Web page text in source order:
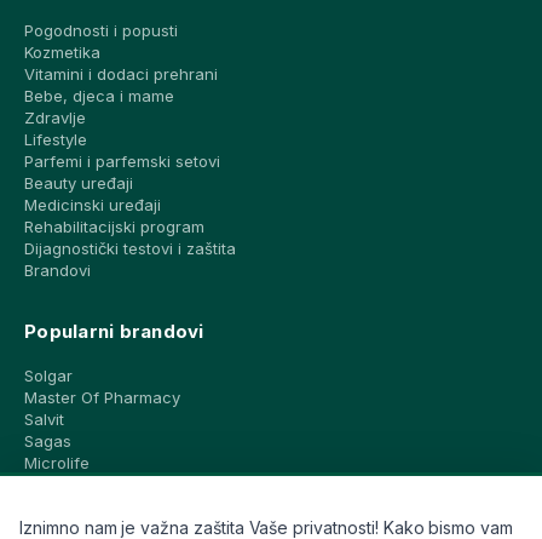
Pogodnosti i popusti
Kozmetika
Vitamini i dodaci prehrani
Bebe, djeca i mame
Zdravlje
Lifestyle
Parfemi i parfemski setovi
Beauty uređaji
Medicinski uređaji
Rehabilitacijski program
Dijagnostički testovi i zaštita
Brandovi
Popularni brandovi
Solgar
Master Of Pharmacy
Salvit
Sagas
Microlife
CeraVe
Iznimno nam je važna zaštita Vaše privatnosti! Kako bismo vam